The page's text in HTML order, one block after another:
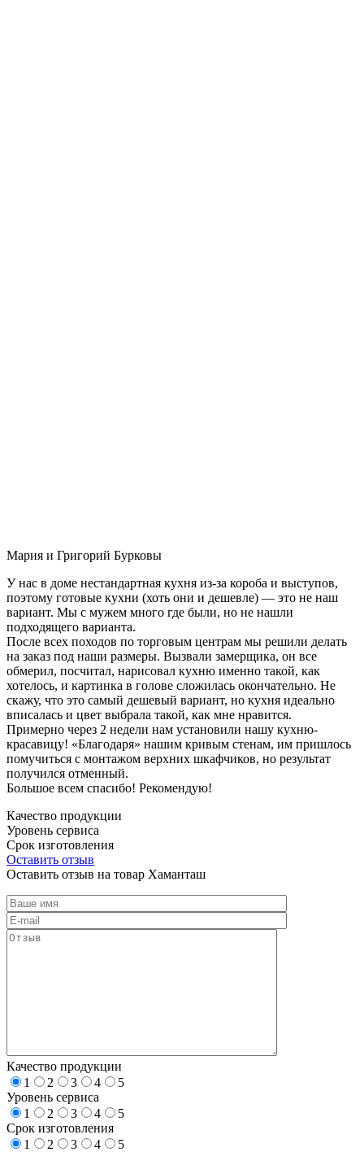
Мария и Григорий Бурковы
У нас в доме нестандартная кухня из-за короба и выступов,
поэтому готовые кухни (хоть они и дешевле) — это не наш
вариант. Мы с мужем много где были, но не нашли
подходящего варианта.
После всех походов по торговым центрам мы решили делать
на заказ под наши размеры. Вызвали замерщика, он все
обмерил, посчитал, нарисовал кухню именно такой, как
хотелось, и картинка в голове сложилась окончательно. Не
скажу, что это самый дешевый вариант, но кухня идеально
вписалась и цвет выбрала такой, как мне нравится.
Примерно через 2 недели нам установили нашу кухню-
красавицу! «Благодаря» нашим кривым стенам, им пришлось
помучиться с монтажом верхних шкафчиков, но результат
получился отменный.
Большое всем спасибо! Рекомендую!
Качество продукции
Уровень сервиса
Срок изготовления
Оставить отзыв
Оставить отзыв на товар Хаманташ
Качество продукции
1
2 3 4
5
Уровень сервиса
1
2 3 4
5
Срок изготовления
1
2 3 4
5